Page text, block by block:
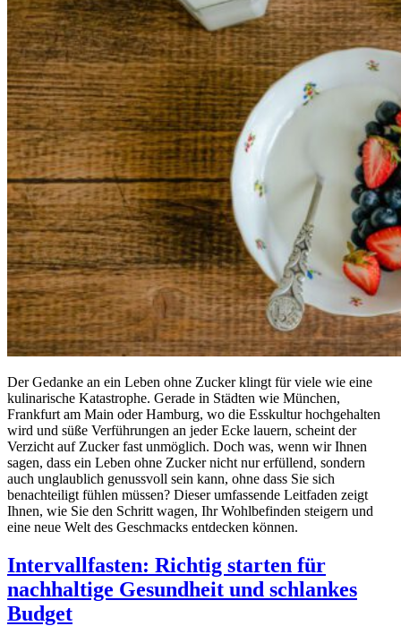
Der Gedanke an ein Leben ohne Zucker klingt für viele wie eine
kulinarische Katastrophe. Gerade in Städten wie München,
Frankfurt am Main oder Hamburg, wo die Esskultur hochgehalten
wird und süße Verführungen an jeder Ecke lauern, scheint der
Verzicht auf Zucker fast unmöglich. Doch was, wenn wir Ihnen
sagen, dass ein Leben ohne Zucker nicht nur erfüllend, sondern
auch unglaublich genussvoll sein kann, ohne dass Sie sich
benachteiligt fühlen müssen? Dieser umfassende Leitfaden zeigt
Ihnen, wie Sie den Schritt wagen, Ihr Wohlbefinden steigern und
eine neue Welt des Geschmacks entdecken können.
Intervallfasten: Richtig starten für
nachhaltige Gesundheit und schlankes
Budget